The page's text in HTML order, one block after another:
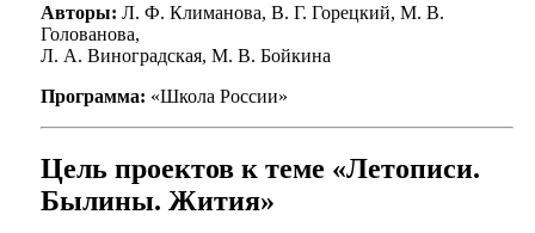
Авторы: Л. Ф. Климанова, В. Г. Горецкий, М. В.
Голованова,
Л. А. Виноградская, М. В. Бойкина
Программа: «Школа России»
Цель проектов к теме «Летописи.
Былины. Жития»